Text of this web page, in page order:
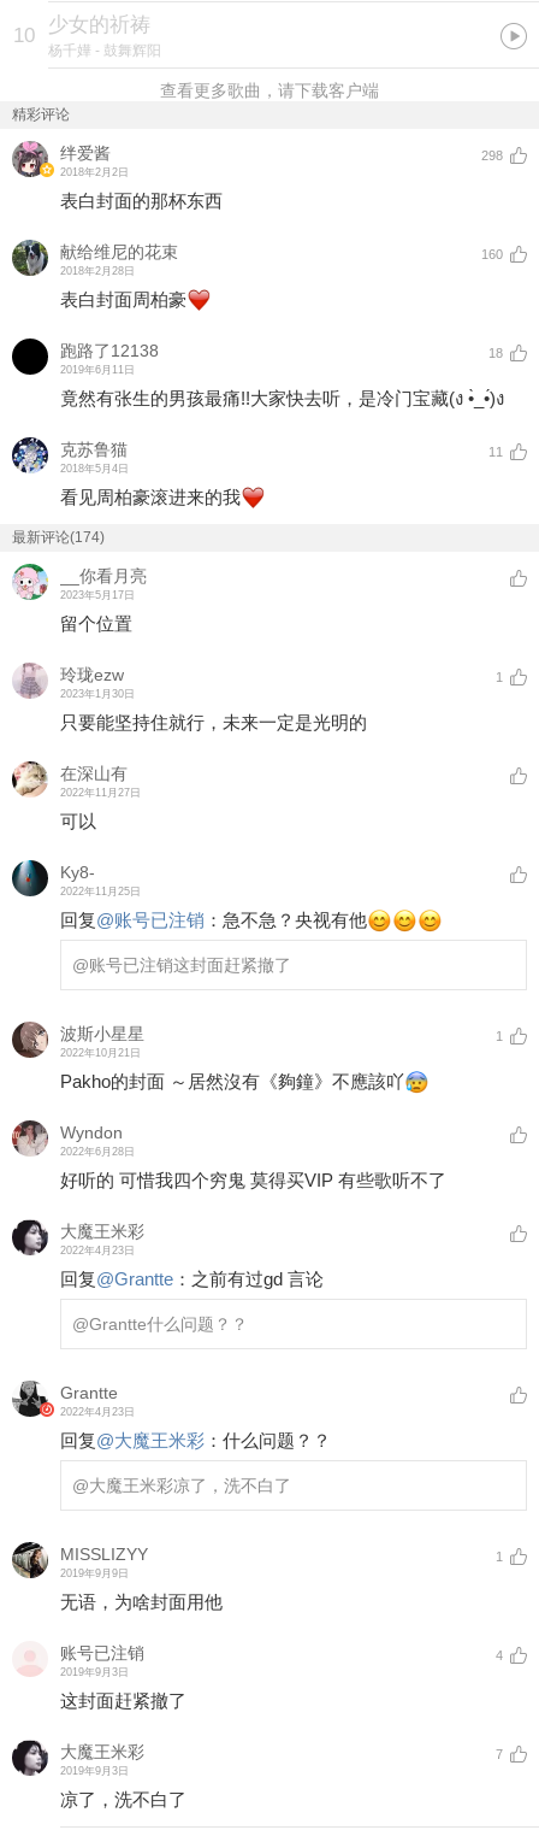
10 少女的祈祷
杨千嬅 - 鼓舞辉阳
查看更多歌曲，请下载客户端
精彩评论
绊爱酱
2018年2月2日
298
表白封面的那杯东西
献给维尼的花束
2018年2月28日
160
表白封面周柏豪
跑路了12138
2019年6月11日
18
竟然有张生的男孩最痛!!大家快去听，是冷门宝藏(ง •̀_•́)ง
克苏鲁猫
2018年5月4日
11
看见周柏豪滚进来的我
最新评论(174)
__你看月亮
2023年5月17日
留个位置
玲珑ezw
2023年1月30日
1
只要能坚持住就行，未来一定是光明的
在深山有
2022年11月27日
可以
Ky8-
2022年11月25日
回复@账号已注销 ： 急不急？央视有他
@账号已注销这封面赶紧撤了
波斯小星星
2022年10月21日
1
Pakho的封面 ～居然沒有《夠鐘》不應該吖
Wyndon
2022年6月28日
好听的 可惜我四个穷鬼 莫得买VIP 有些歌听不了
大魔王米彩
2022年4月23日
回复@Grantte ： 之前有过gd 言论
@Grantte什么问题？？
Grantte
2022年4月23日
回复@大魔王米彩 ： 什么问题？？
@大魔王米彩凉了，洗不白了
MISSLIZYY
2019年9月9日
1
无语，为啥封面用他
账号已注销
2019年9月3日
4
这封面赶紧撤了
大魔王米彩
2019年9月3日
7
凉了，洗不白了